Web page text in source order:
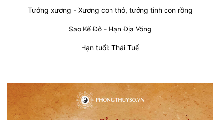
Tướng xương - Xương con thỏ, tướng tinh con rồng
Sao Kế Đô - Hạn Địa Võng
Hạn tuổi: Thái Tuế